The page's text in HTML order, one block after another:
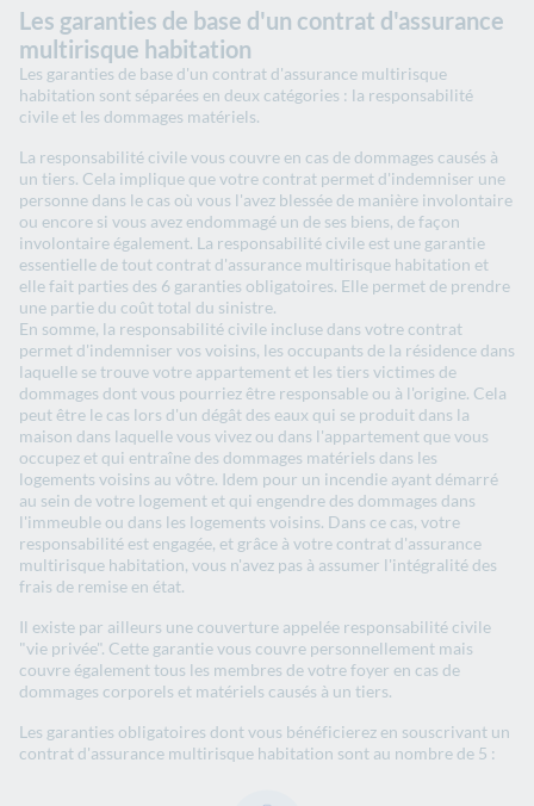
Les garanties de base d'un contrat d'assurance
multirisque habitation
Les garanties de base d'un contrat d'assurance multirisque
habitation sont séparées en deux catégories : la responsabilité
civile et les dommages matériels.
La responsabilité civile vous couvre en cas de dommages causés à
un tiers. Cela implique que votre contrat permet d'indemniser une
personne dans le cas où vous l'avez blessée de manière involontaire
ou encore si vous avez endommagé un de ses biens, de façon
involontaire également. La responsabilité civile est une garantie
essentielle de tout contrat d'assurance multirisque habitation et
elle fait parties des 6 garanties obligatoires. Elle permet de prendre
une partie du coût total du sinistre.
En somme, la responsabilité civile incluse dans votre contrat
permet d'indemniser vos voisins, les occupants de la résidence dans
laquelle se trouve votre appartement et les tiers victimes de
dommages dont vous pourriez être responsable ou à l'origine. Cela
peut être le cas lors d'un dégât des eaux qui se produit dans la
maison dans laquelle vous vivez ou dans l'appartement que vous
occupez et qui entraîne des dommages matériels dans les
logements voisins au vôtre. Idem pour un incendie ayant démarré
au sein de votre logement et qui engendre des dommages dans
l'immeuble ou dans les logements voisins. Dans ce cas, votre
responsabilité est engagée, et grâce à votre contrat d'assurance
multirisque habitation, vous n'avez pas à assumer l'intégralité des
frais de remise en état.
Il existe par ailleurs une couverture appelée responsabilité civile
"vie privée". Cette garantie vous couvre personnellement mais
couvre également tous les membres de votre foyer en cas de
dommages corporels et matériels causés à un tiers.
Les garanties obligatoires dont vous bénéficierez en souscrivant un
contrat d'assurance multirisque habitation sont au nombre de 5 :